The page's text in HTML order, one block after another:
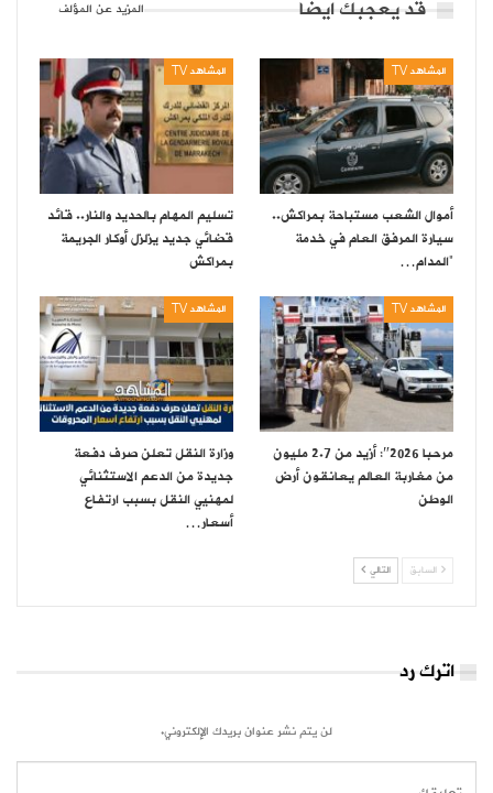
قد يعجبك ايضا المزيد عن المؤلف
المشاهد TV
أموال الشعب مستباحة بمراكش..
سيارة المرفق العام في خدمة
“المدام…
المشاهد TV
تسليم المهام بالحديد والنار.. قائد
قضائي جديد يزلزل أوكار الجريمة
بمراكش
المشاهد TV
مرحبا 2026″: أزيد من 2.7 مليون
من مغاربة العالم يعانقون أرض
الوطن
المشاهد TV
وزارة النقل تعلن صرف دفعة
جديدة من الدعم الاستثنائي
لمهنيي النقل بسبب ارتفاع
أسعار…
السابق التالي
اترك رد
لن يتم نشر عنوان بريدك الإلكتروني.